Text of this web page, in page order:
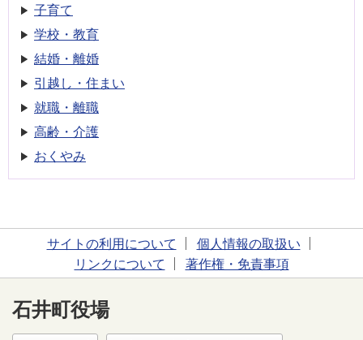
子育て
学校・教育
結婚・離婚
引越し・住まい
就職・離職
高齢・介護
おくやみ
サイトの利用について
個人情報の取扱い
リンクについて
著作権・免責事項
石井町役場